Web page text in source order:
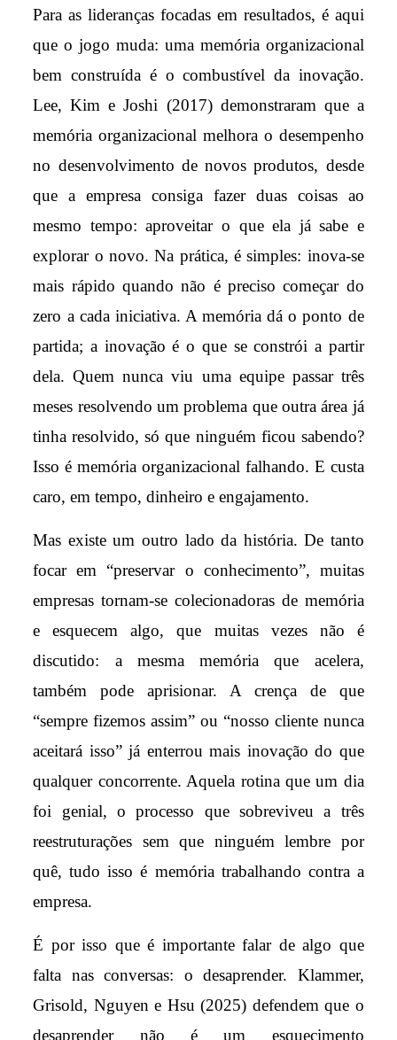
Para as lideranças focadas em resultados, é aqui
que o jogo muda: uma memória organizacional
bem construída é o combustível da inovação.
Lee, Kim e Joshi (2017) demonstraram que a
memória organizacional melhora o desempenho
no desenvolvimento de novos produtos, desde
que a empresa consiga fazer duas coisas ao
mesmo tempo: aproveitar o que ela já sabe e
explorar o novo. Na prática, é simples: inova-se
mais rápido quando não é preciso começar do
zero a cada iniciativa. A memória dá o ponto de
partida; a inovação é o que se constrói a partir
dela. Quem nunca viu uma equipe passar três
meses resolvendo um problema que outra área já
tinha resolvido, só que ninguém ficou sabendo?
Isso é memória organizacional falhando. E custa
caro, em tempo, dinheiro e engajamento.
Mas existe um outro lado da história. De tanto
focar em “preservar o conhecimento”, muitas
empresas tornam-se colecionadoras de memória
e esquecem algo, que muitas vezes não é
discutido: a mesma memória que acelera,
também pode aprisionar. A crença de que
“sempre fizemos assim” ou “nosso cliente nunca
aceitará isso” já enterrou mais inovação do que
qualquer concorrente. Aquela rotina que um dia
foi genial, o processo que sobreviveu a três
reestruturações sem que ninguém lembre por
quê, tudo isso é memória trabalhando contra a
empresa.
É por isso que é importante falar de algo que
falta nas conversas: o desaprender. Klammer,
Grisold, Nguyen e Hsu (2025) defendem que o
desaprender não é um esquecimento